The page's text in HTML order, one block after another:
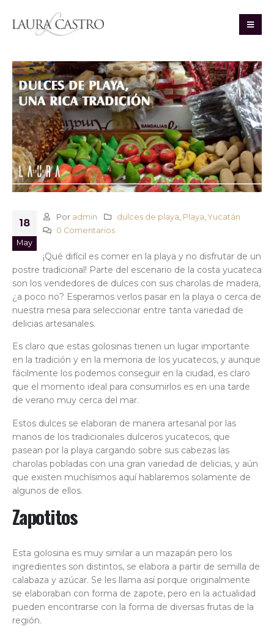
18
May
Por admin dulces de playa Playa ,Yucatán
0 Comentarios
¡Qué difícil es comer en la playa y no disfrutar de un
postre tradicional! Parte del escenario de la costa yucateca
son los vendedores de dulces con sus charolas de madera,
¿a poco no? Esperamos verlos pasar en la playa o cerca de
nuestra mesa para seleccionar entre tanta variedad de
delicias artesanales.
Es claro que estas golosinas tienen un lugar importante
en la tradición y en la memoria de los yucatecos, y aunque
fácilmente los podemos conseguir en la ciudad, es claro
que el momento ideal para consumirlos es en una tarde
de verano muy cerca del mar.
Estos dulces se elaboran de manera artesanal por las
manos de los tradicionales dulceros yucatecos, que
pasean por la playa cargando sobre sus cabezas las
charolas pobladas con una gran variedad de delicias, y aún
que existen muchísimos aquí hablaremos solamente de
algunos de ellos.
Zapotitos
Esta golosina es muy similar a un mazapán pero los
ingredientes son distintos, se elabora a partir de semilla de
calabaza y azúcar. Se les llama así porque originalmente
se elaboraban con forma de zapote, pero en la actualidad
pueden encontrarse con la forma de diversas frutas de la
región.